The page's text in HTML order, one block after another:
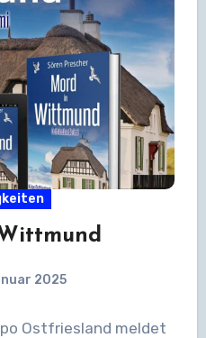
2025
Ostfriesland meldet